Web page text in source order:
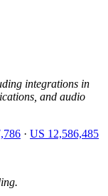
integrations in
and audio
· US 12,586,485